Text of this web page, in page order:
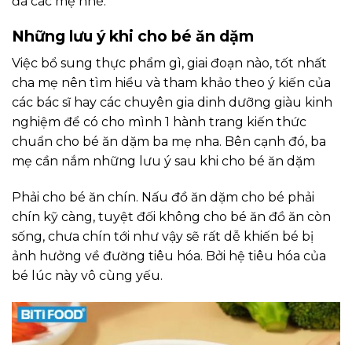
Những lưu ý khi cho bé ăn dặm
Việc bổ sung thực phẩm gì, giai đoạn nào, tốt nhất
cha mẹ nên tìm hiểu và tham khảo theo ý kiến của
các bác sĩ hay các chuyên gia dinh dưỡng giàu kinh
nghiệm để có cho mình 1 hành trang kiến thức
chuẩn cho bé ăn dặm ba mẹ nha. Bên cạnh đó, ba
mẹ cần nắm những lưu ý sau khi cho bé ăn dặm
Phải cho bé ăn chín. Nấu đồ ăn dặm cho bé phải
chín kỹ càng, tuyệt đối không cho bé ăn đồ ăn còn
sống, chưa chín tới như vậy sẽ rất dễ khiến bé bị
ảnh hưởng về đường tiêu hóa. Bởi hệ tiêu hóa của
bé lúc này vô cùng yếu.